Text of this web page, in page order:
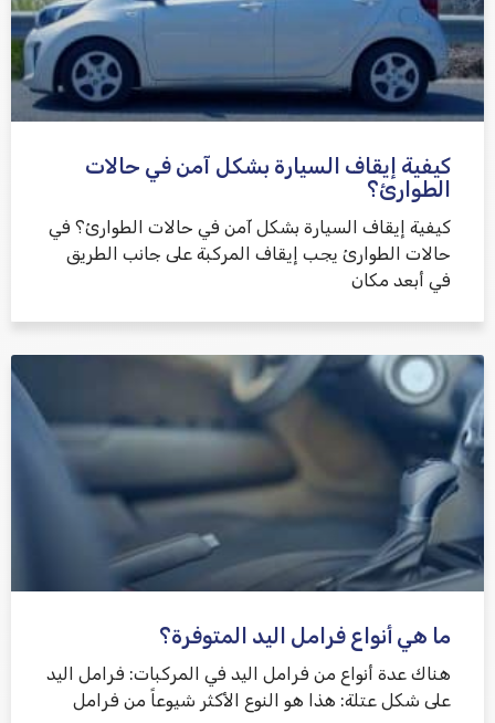
كيفية إيقاف السيارة بشكل آمن في حالات
الطوارئ؟
كيفية إيقاف السيارة بشكل آمن في حالات الطوارئ؟ في
حالات الطوارئ يجب إيقاف المركبة على جانب الطريق
في أبعد مكان
ما هي أنواع فرامل اليد المتوفرة؟
هناك عدة أنواع من فرامل اليد في المركبات: فرامل اليد
على شكل عتلة: هذا هو النوع الأكثر شيوعاً من فرامل